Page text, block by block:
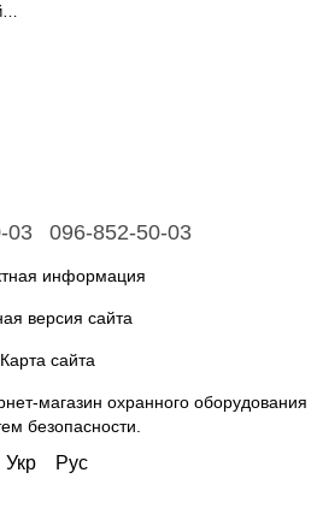
03 096-852-50-03
информация
версия сайта
Карта сайта
магазин охранного оборудования
безопасности
Укр Рус